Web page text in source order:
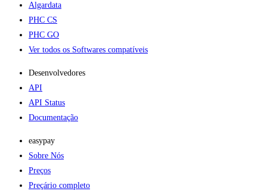
Algardata
PHC CS
PHC GO
Ver todos os Softwares compatíveis
Desenvolvedores
API
API Status
Documentação
easypay
Sobre Nós
Preços
Preçário completo